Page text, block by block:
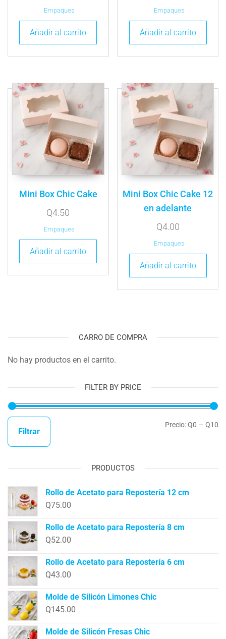
Empaques
Añadir al carrito
Empaques
Añadir al carrito
Mini Box Chic Cake
Q4.50
Empaques
Añadir al carrito
Mini Box Chic Cake 12
en adelante
Q4.00
Empaques
Añadir al carrito
CARRO DE COMPRA
No hay productos en el carrito.
FILTER BY PRICE
Filtrar
Precio:Q0 — Q10
PRODUCTOS
Rollo de Acetato para Repostería 12 cm
Q75.00
Rollo de Acetato para Repostería 8 cm
Q52.00
Rollo de Acetato para Repostería 6 cm
Q43.00
Molde de Silicón Limones Chic
Q145.00
Molde de Silicón Fresas Chic